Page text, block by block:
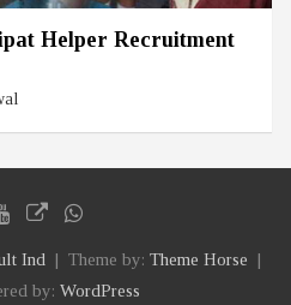
Helper Recruitment
Ind Theme by: Theme Horse
by: WordPress